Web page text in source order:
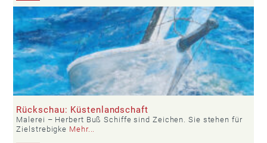
Rückschau: Küstenlandschaft
Malerei – Herbert Buß Schiffe sind Zeichen. Sie stehen für
Zielstrebigke Mehr...